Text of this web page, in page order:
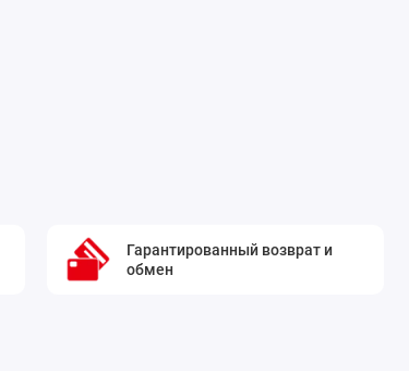
Гарантированный возврат и
обмен